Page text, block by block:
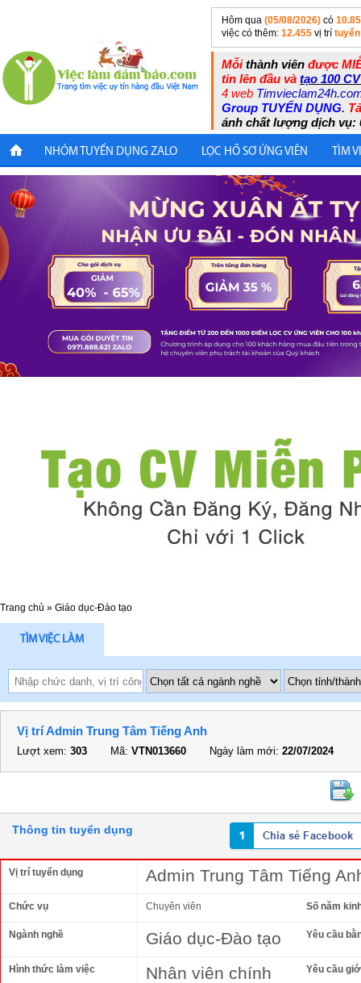
Hôm qua (05/08/2026) có
việc có thêm: 12.455 vị trí
Mỗithành viên được
tin lên đầu và tạo 100
4 web
Group TUYỂN DỤNG.
ánh chất lượng dịch vụ:
NHÓM TUYỂN DỤNG ZALO LỌC HỒ SƠ ỨNG VIÊN TÌM
Trang chủ » Giáo dục-Đào tạo
TÌM VIỆC LÀM
Vị trí Admin Trung Tâm Tiếng Anh
Lượt xem: 303 Mã: VTN013660 Ngày làm mới: 22/07/2024
Thông tin tuyển dụng
Vị trí tuyển dụng Admin Trung Tâm Tiếng
Chức vụ Chuyên viên Số năm
Ngành nghề Giáo dục-Đào tạo Yêu cầu
Hình thức làm việc
Nhân viên chính
Yêu cầu